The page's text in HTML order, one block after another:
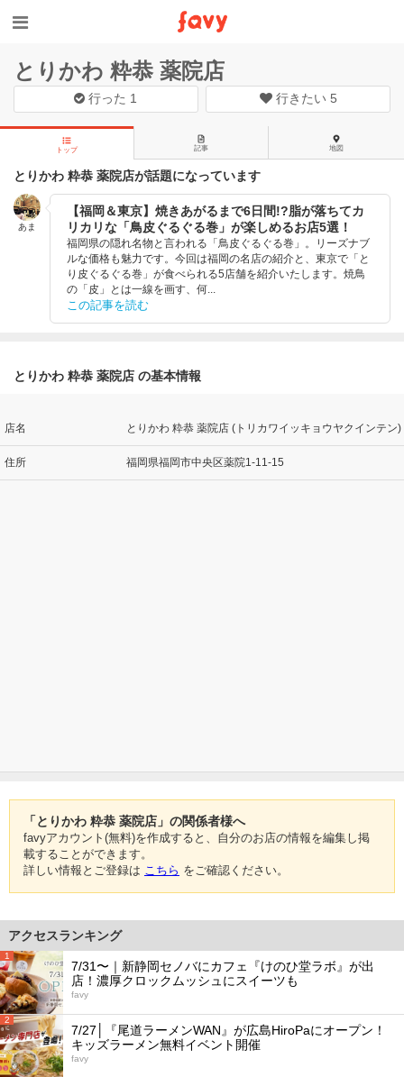
とりかわ 粋恭 薬院店
行った 1 行きたい 5
トップ 記事 地図
とりかわ 粋恭 薬院店が話題になっています
あま
【福岡＆東京】焼きあがるまで6日間!?脂が落ちてカ
リカリな「鳥皮ぐるぐる巻」が楽しめるお店5選！
福岡県の隠れ名物と言われる「鳥皮ぐるぐる巻」。リーズナブ
ルな価格も魅力です。今回は福岡の名店の紹介と、東京で「と
り皮ぐるぐる巻」が食べられる5店舗を紹介いたします。焼鳥
の「皮」とは一線を画す、何...
この記事を読む
とりかわ 粋恭 薬院店 の基本情報
店名 とりかわ 粋恭 薬院店 (トリカワイッキョウヤクインテン)
住所 福岡県福岡市中央区薬院1-11-15
「とりかわ 粋恭 薬院店」の関係者様へ
favyアカウント(無料)を作成すると、自分のお店の情報を編集し掲
載することができます。
詳しい情報とご登録は こちら をご確認ください。
アクセスランキング
1
7/31〜｜新静岡セノバにカフェ『けのひ堂ラボ』が出
店！濃厚クロックムッシュにスイーツも
favy
2
7/27│『尾道ラーメンWAN』が広島HiroPaにオープン！
キッズラーメン無料イベント開催
favy